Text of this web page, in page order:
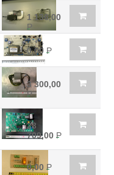
1 136,00
Р
0,00 Р
3 300,00
Р
23
709,00 Р
0,00 Р